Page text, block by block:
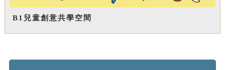
B1兒童創意共學空間